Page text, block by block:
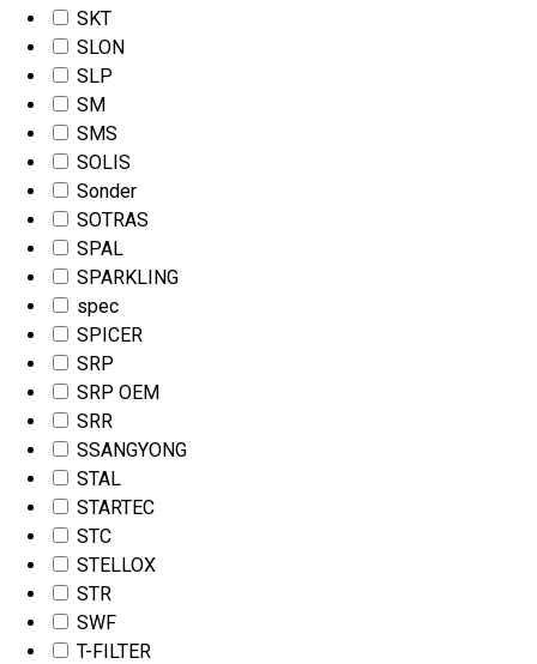
SKT
SLON
SLP
SM
SMS
SOLIS
Sonder
SOTRAS
SPAL
SPARKLING
spec
SPICER
SRP
SRP OEM
SRR
SSANGYONG
STAL
STARTEC
STC
STELLOX
STR
SWF
T-FILTER